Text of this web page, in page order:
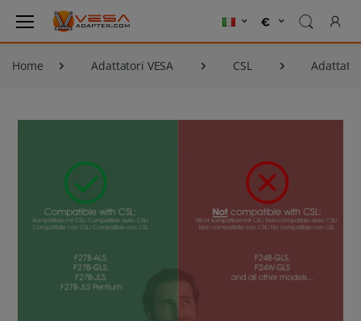
Home Adattatori VESA CSL